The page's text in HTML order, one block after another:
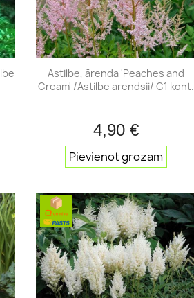
Bumbieres
Vasaras bumbieres
Rudens bumbieres
Ziemas bumbieres
Skābie ķirši
Saldie ķirši
Persiki
Kārkli, vītoli
Sakuras
Astilbe, ārenda 'Peaches and
Cream' /Astilbe arendsii/ C1 kont.
4,90 €
Pievienot grozam
Īss ieskats